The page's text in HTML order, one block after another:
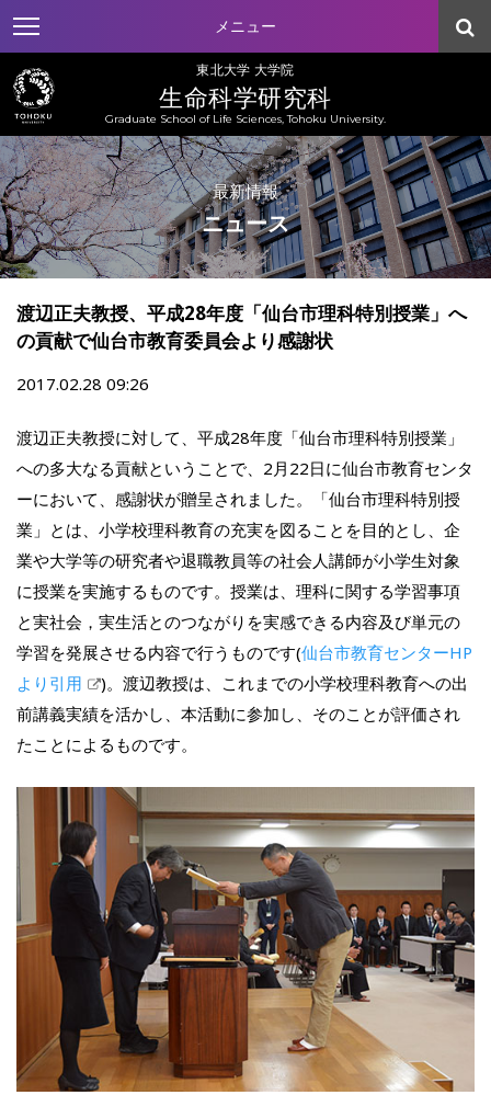
メニュー
東北大学 大学院
生命科学研究科
Graduate School of Life Sciences, Tohoku University.
最新情報
ニュース
渡辺正夫教授、平成28年度「仙台市理科特別授業」へ
の貢献で仙台市教育委員会より感謝状
2017.02.28 09:26
渡辺正夫教授に対して、平成28年度「仙台市理科特別授業」
への多大なる貢献ということで、2月22日に仙台市教育センタ
ーにおいて、感謝状が贈呈されました。「仙台市理科特別授
業」とは、小学校理科教育の充実を図ることを目的とし、企
業や大学等の研究者や退職教員等の社会人講師が小学生対象
に授業を実施するものです。授業は、理科に関する学習事項
と実社会，実生活とのつながりを実感できる内容及び単元の
学習を発展させる内容で行うものです(仙台市教育センターHP
より引用
)。渡辺教授は、これまでの小学校理科教育への出
前講義実績を活かし、本活動に参加し、そのことが評価され
たことによるものです。